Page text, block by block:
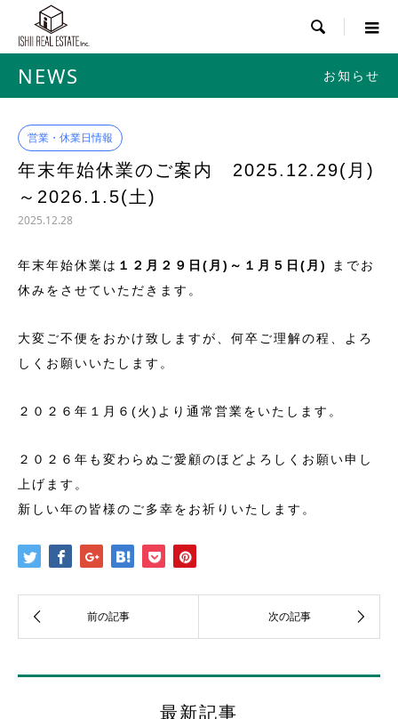

NEWS お知らせ
営業・休業日情報
年末年始休業のご案内 2025.12.29(月)
～2026.1.5(土)
2025.12.28
年末年始休業は １２月２９日(月)～１月５日(月)
までお
休みをさせていただきます。
大変ご不便をおかけ致しますが、何卒ご理解の程、よろ
しくお願いいたします。
２０２６年１月６(火)より通常営業をいたします。
２０２６年も変わらぬご愛顧のほどよろしくお願い申し
上げます。
新しい年の皆様のご多幸をお祈りいたします。
最新記事